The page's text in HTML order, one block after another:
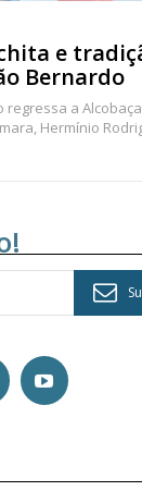
e
Bernardo
regressa a
Hermínio